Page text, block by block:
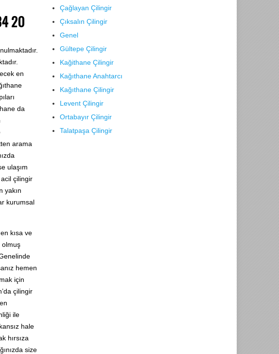
20
en
da
arama
ulaşım
çilingir
yakın
kurumsal
kısa ve
olmuş
hemen
için
çilingir
ile
hale
hırsıza
size
Çağlayan Çilingir
Çıksalın Çilingir
Genel
Gültepe Çilingir
Kağithane Çilingir
Kağıthane Anahtarcı
Kağıthane Çilingir
Levent Çilingir
Ortabayır Çilingir
Talatpaşa Çilingir